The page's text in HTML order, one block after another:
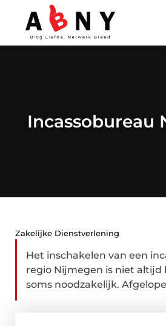
Incassobureau
Zakelijke Dienstverlening
Het inschakelen van een
regio Nijmegen is niet altijd
soms noodzakelijk.